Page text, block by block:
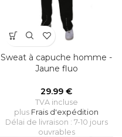
Sweat à capuche homme -
Jaune fluo
29.99 €
TVA incluse
plus Frais d'expédition
Délai de livraison : 7-10 jours
ouvrables